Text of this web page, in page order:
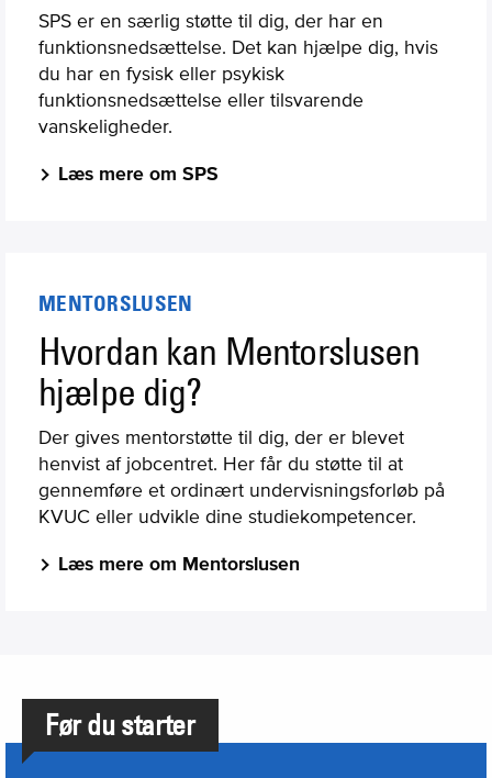
SPS er en særlig støtte til dig, der har en
funktionsnedsættelse. Det kan hjælpe dig, hvis
du har en fysisk eller psykisk
funktionsnedsættelse eller tilsvarende
vanskeligheder.
Læs mere om SPS
MENTORSLUSEN
Hvordan kan Mentorslusen
hjælpe dig?
Der gives mentorstøtte til dig, der er blevet
henvist af jobcentret. Her får du støtte til at
gennemføre et ordinært undervisningsforløb på
KVUC eller udvikle dine studiekompetencer.
Læs mere om Mentorslusen
Før du starter